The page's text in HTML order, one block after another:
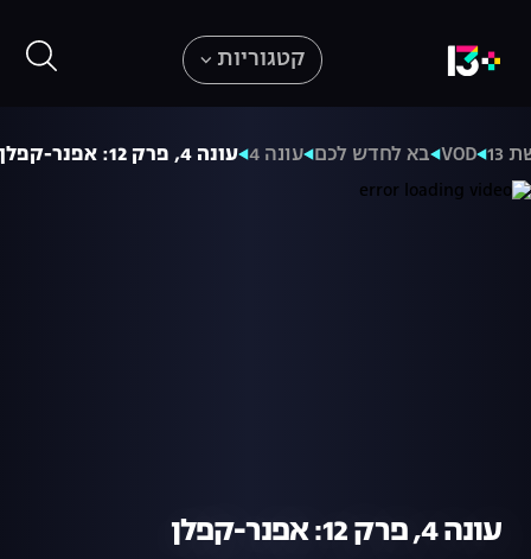
קטגוריות
13
VOD בא לחדש לכם עונה 4 עונה 4, פרק 12: אפנר-קפלן
עונה 4, פרק 12: אפנר-קפלן